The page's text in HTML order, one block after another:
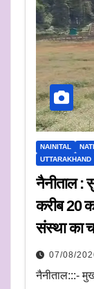
NAINITAL
UTTARAKHAND
नैनीताल :
करीब 20
संस्था का
07/08/
नैनीताल:::-